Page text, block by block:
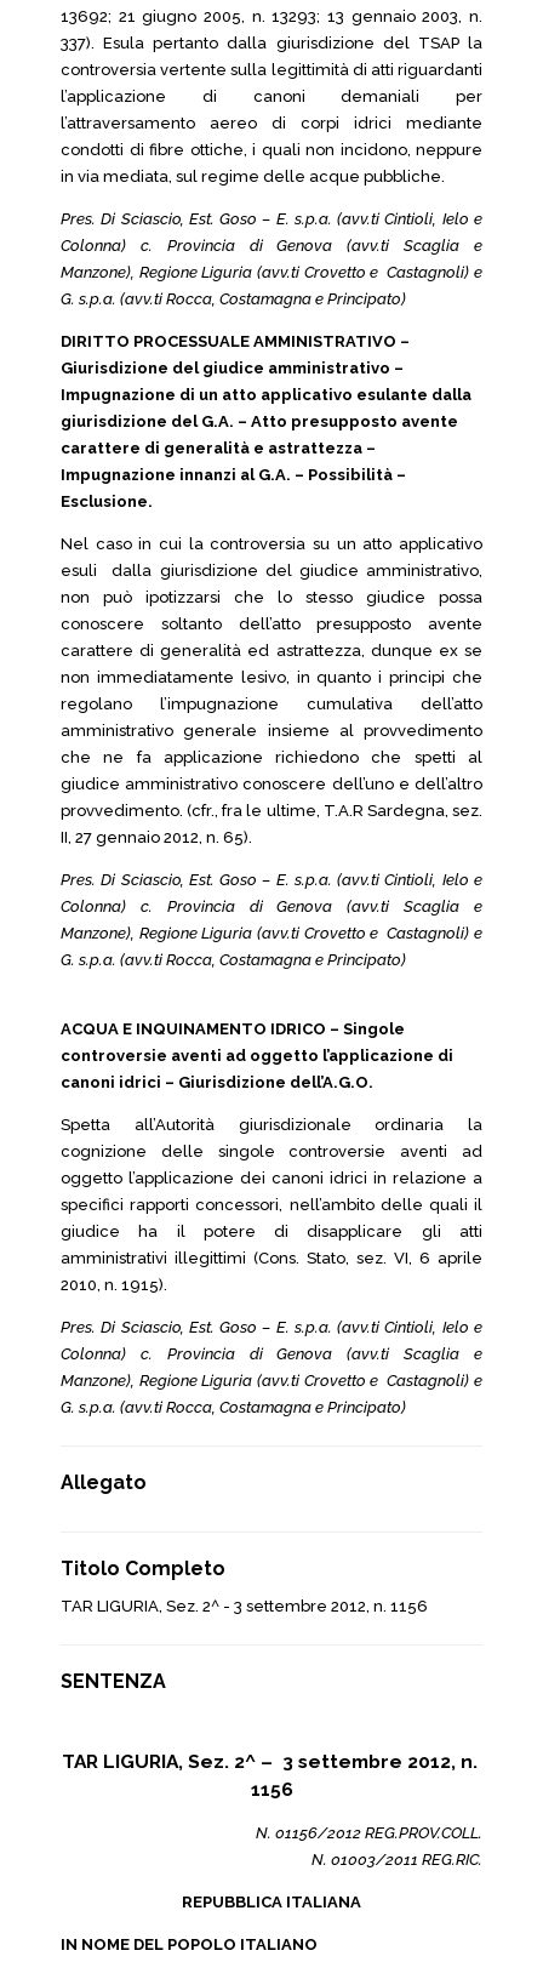
13692; 21 giugno 2005, n. 13293; 13 gennaio 2003, n.
337). Esula pertanto dalla giurisdizione del TSAP la
controversia vertente sulla legittimità di atti riguardanti
l’applicazione di canoni demaniali per
l’attraversamento aereo di corpi idrici mediante
condotti di fibre ottiche, i quali non incidono, neppure
in via mediata, sul regime delle acque pubbliche.
Pres. Di Sciascio, Est. Goso – E. s.p.a. (avv.ti Cintioli, Ielo e
Colonna) c. Provincia di Genova (avv.ti Scaglia e
Manzone), Regione Liguria (avv.ti Crovetto e Castagnoli) e
G. s.p.a. (avv.ti Rocca, Costamagna e Principato)
DIRITTO PROCESSUALE AMMINISTRATIVO –
Giurisdizione del giudice amministrativo –
Impugnazione di un atto applicativo esulante dalla
giurisdizione del G.A. – Atto presupposto avente
carattere di generalità e astrattezza –
Impugnazione innanzi al G.A. – Possibilità –
Esclusione.
Nel caso in cui la controversia su un atto applicativo
esuli dalla giurisdizione del giudice amministrativo,
non può ipotizzarsi che lo stesso giudice possa
conoscere soltanto dell’atto presupposto avente
carattere di generalità ed astrattezza, dunque ex se
non immediatamente lesivo, in quanto i principi che
regolano l’impugnazione cumulativa dell’atto
amministrativo generale insieme al provvedimento
che ne fa applicazione richiedono che spetti al
giudice amministrativo conoscere dell’uno e dell’altro
provvedimento. (cfr., fra le ultime, T.A.R Sardegna, sez.
II, 27 gennaio 2012, n. 65).
Pres. Di Sciascio, Est. Goso – E. s.p.a. (avv.ti Cintioli, Ielo e
Colonna) c. Provincia di Genova (avv.ti Scaglia e
Manzone), Regione Liguria (avv.ti Crovetto e Castagnoli) e
G. s.p.a. (avv.ti Rocca, Costamagna e Principato)
ACQUA E INQUINAMENTO IDRICO – Singole
controversie aventi ad oggetto l’applicazione di
canoni idrici – Giurisdizione dell’A.G.O.
Spetta all’Autorità giurisdizionale ordinaria la
cognizione delle singole controversie aventi ad
oggetto l’applicazione dei canoni idrici in relazione a
specifici rapporti concessori, nell’ambito delle quali il
giudice ha il potere di disapplicare gli atti
amministrativi illegittimi (Cons. Stato, sez. VI, 6 aprile
2010, n. 1915).
Pres. Di Sciascio, Est. Goso – E. s.p.a. (avv.ti Cintioli, Ielo e
Colonna) c. Provincia di Genova (avv.ti Scaglia e
Manzone), Regione Liguria (avv.ti Crovetto e Castagnoli) e
G. s.p.a. (avv.ti Rocca, Costamagna e Principato)
Allegato
Titolo Completo
TAR LIGURIA, Sez. 2^ - 3 settembre 2012, n. 1156
SENTENZA
TAR LIGURIA, Sez. 2^ – 3 settembre 2012, n.
1156
N. 01156/2012 REG.PROV.COLL.
N. 01003/2011 REG.RIC.
REPUBBLICA ITALIANA
IN NOME DEL POPOLO ITALIANO